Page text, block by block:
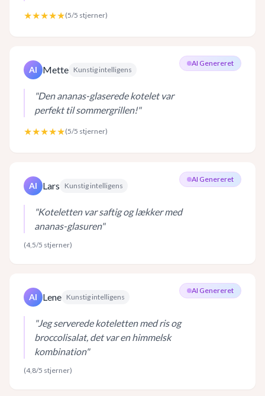
★★★★★(5/5 stjerner)
AI Genereret
AI Mette Kunstig intelligens
"Den ananas-glaserede kotelet var
perfekt til sommergrillen!"
★★★★★(5/5 stjerner)
AI Genereret
AI Lars Kunstig intelligens
"Koteletten var saftig og lækker med
ananas-glasuren"
(4,5/5 stjerner)
AI Genereret
AI Lene Kunstig intelligens
"Jeg serverede koteletten med ris og
broccolisalat, det var en himmelsk
kombination"
(4,8/5 stjerner)